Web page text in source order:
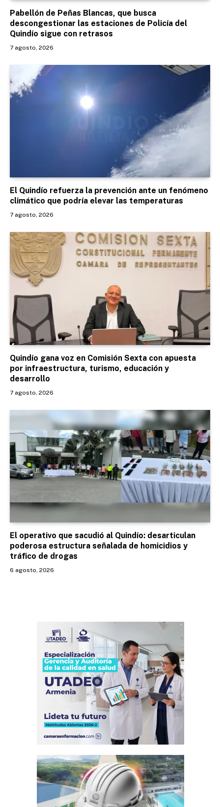
Pabellón de Peñas Blancas, que busca
descongestionar las estaciones de Policía del
Quindío sigue con retrasos
7 agosto, 2026
El Quindío refuerza la prevención ante un fenómeno
climático que podría elevar las temperaturas
7 agosto, 2026
Quindío gana voz en Comisión Sexta con apuesta
por infraestructura, turismo, educación y
desarrollo
7 agosto, 2026
El operativo que sacudió al Quindío: desarticulan
poderosa estructura señalada de homicidios y
tráfico de drogas
6 agosto, 2026